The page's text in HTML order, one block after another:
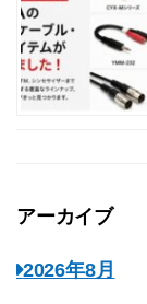
アーカイブ
2026年8月